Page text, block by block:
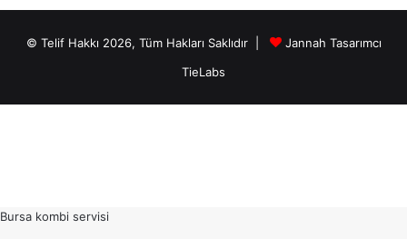
© Telif Hakkı 2026, Tüm Hakları Saklıdır |
Jannah Tasarımcı
TieLabs
Bursa kombi servisi